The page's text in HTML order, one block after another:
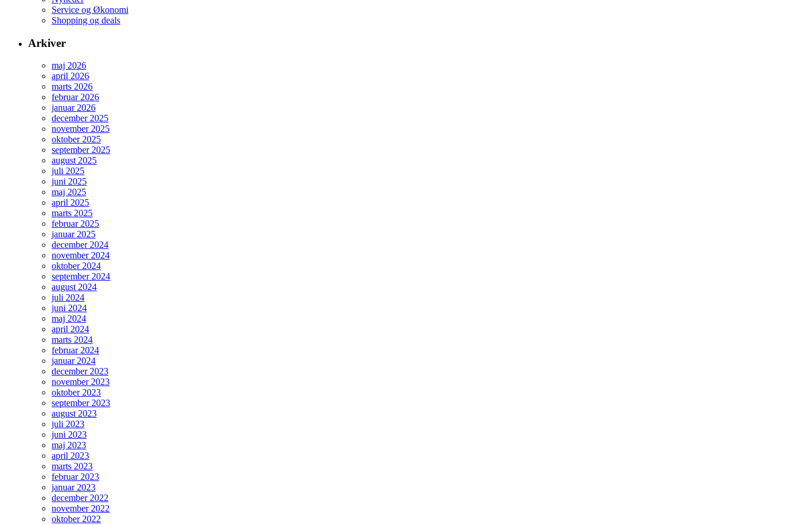
Service og Økonomi
Shopping og deals
Arkiver
maj 2026
april 2026
marts 2026
februar 2026
januar 2026
december 2025
november 2025
oktober 2025
september 2025
august 2025
juli 2025
juni 2025
maj 2025
april 2025
marts 2025
februar 2025
januar 2025
december 2024
november 2024
oktober 2024
september 2024
august 2024
juli 2024
juni 2024
maj 2024
april 2024
marts 2024
februar 2024
januar 2024
december 2023
november 2023
oktober 2023
september 2023
august 2023
juli 2023
juni 2023
maj 2023
april 2023
marts 2023
februar 2023
januar 2023
december 2022
november 2022
oktober 2022